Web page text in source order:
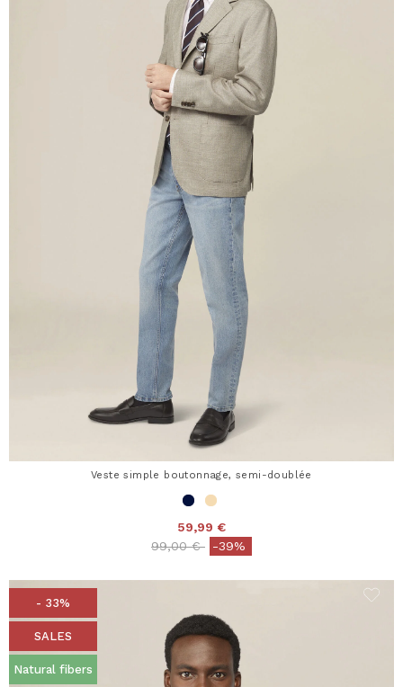
Veste simple boutonnage, semi-doublée
59,99 €
Price reduced from
99,00 €to-39%
- 33%
SALES
Natural fibers